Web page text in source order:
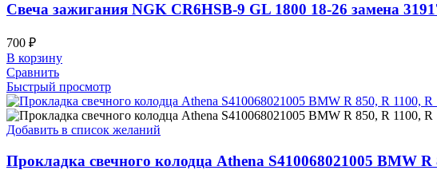
Свеча зажигания NGK CR6HSB-9 GL 1800 18-26 замена
700 ₽
В корзину
Сравнить
Быстрый просмотр
Добавить в список желаний
Прокладка свечного колодца Athena S410068021005 BMW